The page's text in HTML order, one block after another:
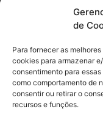
de
Para fornecer as
cookies para armazenar
consentimento para
como comportamento de
consentir ou retirar o
recursos e funções.
Podcast